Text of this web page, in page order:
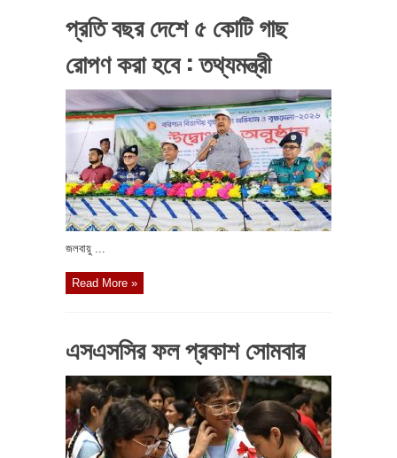
প্রতি বছর দেশে ৫ কোটি গাছ
রোপণ করা হবে : তথ্যমন্ত্রী
জলবায়ু ...
Read More »
এসএসসির ফল প্রকাশ সোমবার